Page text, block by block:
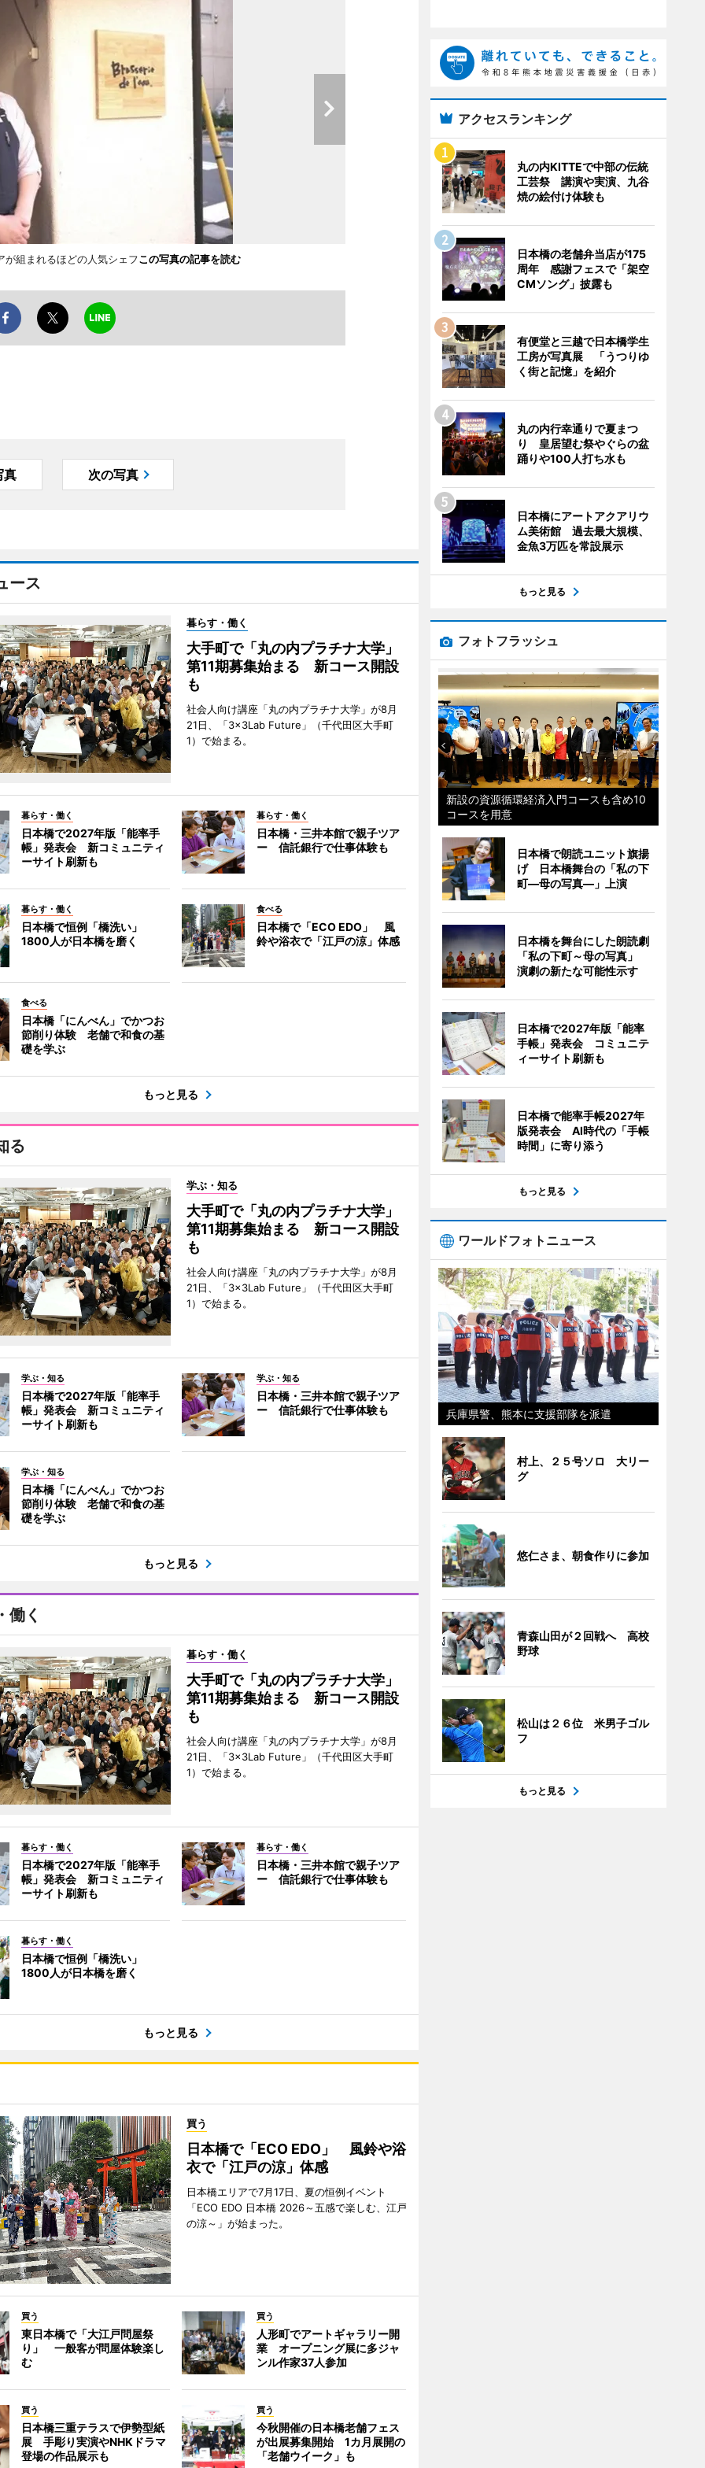
組まれるほどの人気シェフこの写真の記事を読む
真 次の写真
ース
暮らす・働く
大手町で「丸の内プラチナ大学」
第11期募集始まる 新コース開設
も
社会人向け講座「丸の内プラチナ大学」が8月
21日、「3×3Lab Future」（千代田区大手町
1）で始まる。
暮らす・働く
日本橋で2027年版「能率手
帳」発表会 新コミュニティ
ーサイト刷新も
暮らす・働く
日本橋・三井本館で親子ツア
ー 信託銀行で仕事体験も
暮らす・働く
日本橋で恒例「橋洗い」
1800人が日本橋を磨く
食べる
日本橋で「ECO EDO」 風
鈴や浴衣で「江戸の涼」体感
食べる
日本橋「にんべん」でかつお
節削り体験 老舗で和食の基
礎を学ぶ
もっと見る
る
学ぶ・知る
大手町で「丸の内プラチナ大学」
第11期募集始まる 新コース開設
も
社会人向け講座「丸の内プラチナ大学」が8月
21日、「3×3Lab Future」（千代田区大手町
1）で始まる。
学ぶ・知る
日本橋で2027年版「能率手
帳」発表会 新コミュニティ
ーサイト刷新も
学ぶ・知る
日本橋・三井本館で親子ツア
ー 信託銀行で仕事体験も
学ぶ・知る
日本橋「にんべん」でかつお
節削り体験 老舗で和食の基
礎を学ぶ
もっと見る
働く
暮らす・働く
大手町で「丸の内プラチナ大学」
第11期募集始まる 新コース開設
も
社会人向け講座「丸の内プラチナ大学」が8月
21日、「3×3Lab Future」（千代田区大手町
1）で始まる。
暮らす・働く
日本橋で2027年版「能率手
帳」発表会 新コミュニティ
ーサイト刷新も
暮らす・働く
日本橋・三井本館で親子ツア
ー 信託銀行で仕事体験も
暮らす・働く
日本橋で恒例「橋洗い」
1800人が日本橋を磨く
もっと見る
買う
日本橋で「ECO EDO」 風鈴や浴
衣で「江戸の涼」体感
日本橋エリアで7月17日、夏の恒例イベント
「ECO EDO 日本橋 2026～五感で楽しむ、江戸
の涼～」が始まった。
買う
東日本橋で「大江戸問屋祭
り」 一般客が問屋体験楽し
む
買う
人形町でアートギャラリー開
業 オープニング展に多ジャ
ンル作家37人参加
買う
日本橋三重テラスで伊勢型紙
展 手彫り実演やNHKドラマ
登場の作品展示も
買う
今秋開催の日本橋老舗フェス
が出展募集開始 1カ月展開の
「老舗ウイーク」も
アクセスランキング
丸の内KITTEで中部の伝統
工芸祭 講演や実演、九谷
焼の絵付け体験も
日本橋の老舗弁当店が175
周年 感謝フェスで「架空
CMソング」披露も
有便堂と三越で日本橋学生
工房が写真展 「うつりゆ
く街と記憶」を紹介
丸の内行幸通りで夏まつ
り 皇居望む祭やぐらの盆
踊りや100人打ち水も
日本橋にアートアクアリウ
ム美術館 過去最大規模、
金魚3万匹を常設展示
もっと見る
フォトフラッシュ
新設の資源循環経済入門コースも含め10
コースを用意
日本橋で朗読ユニット旗揚
げ 日本橋舞台の「私の下
町―母の写真―」上演
日本橋を舞台にした朗読劇
「私の下町～母の写真」
演劇の新たな可能性示す
日本橋で2027年版「能率
手帳」発表会 コミュニテ
ィーサイト刷新も
日本橋で能率手帳2027年
版発表会 AI時代の「手帳
時間」に寄り添う
もっと見る
ワールドフォトニュース
兵庫県警、熊本に支援部隊を派遣
村上、２５号ソロ 大リー
グ
悠仁さま、朝食作りに参加
青森山田が２回戦へ 高校
野球
松山は２６位 米男子ゴル
フ
もっと見る